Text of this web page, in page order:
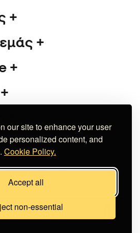
our site to enhance your user
personalized content, and
Cookie Policy.
Accept all
non-essential
eshop